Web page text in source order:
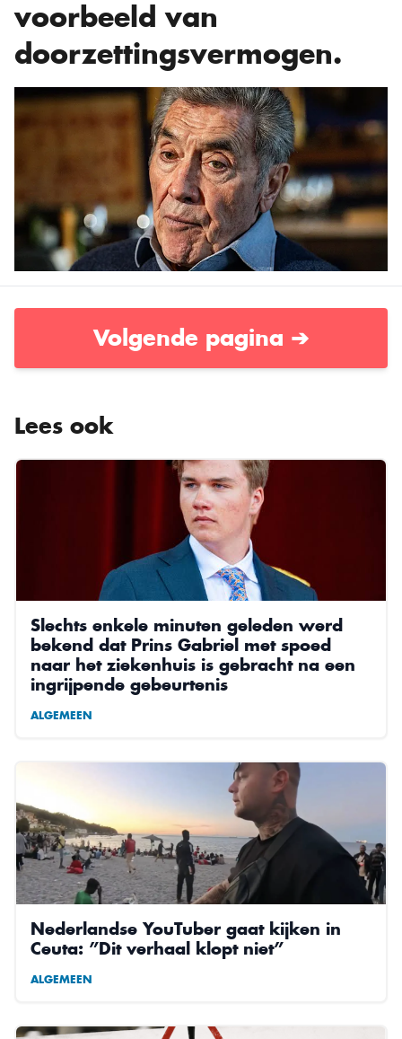
voorbeeld van
doorzettingsvermogen.
Volgende pagina ➔
Lees ook
Slechts enkele minuten geleden werd
bekend dat Prins Gabriel met spoed
naar het ziekenhuis is gebracht na een
ingrijpende gebeurtenis
ALGEMEEN
Nederlandse YouTuber gaat kijken in
Ceuta: ”Dit verhaal klopt niet”
ALGEMEEN